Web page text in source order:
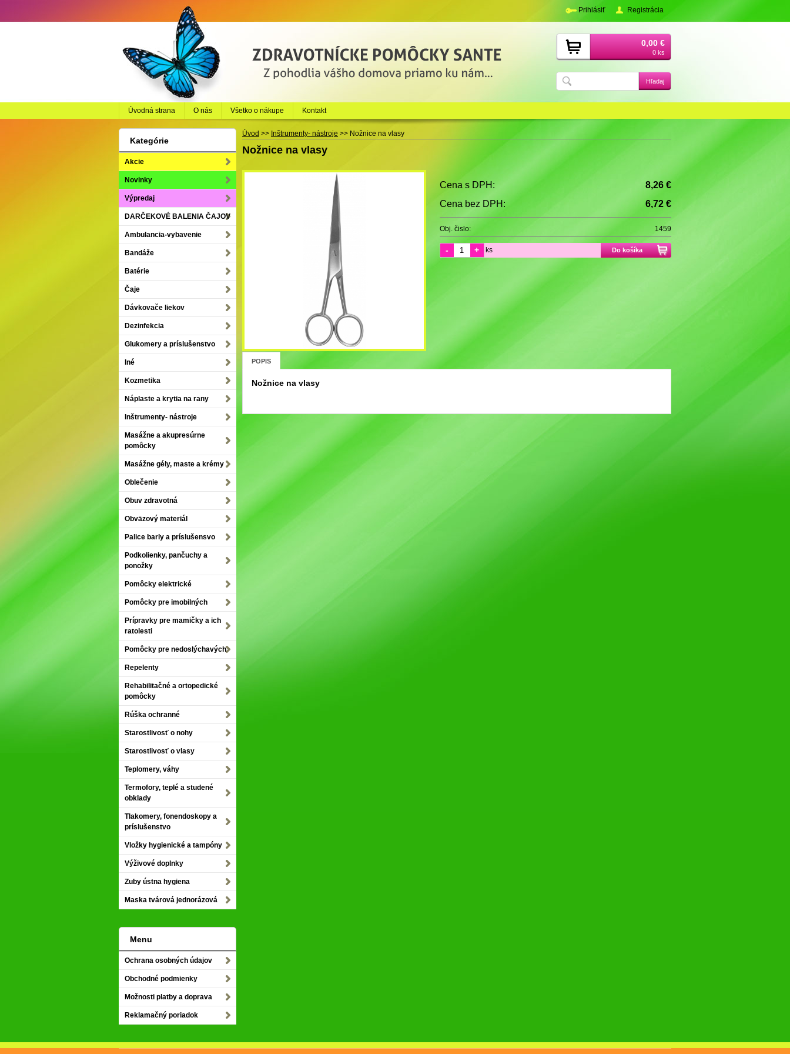
Prihlásiť Registrácia
0,00 €
0 ks
Úvod >> Inštrumenty- nástroje >> Nožnice na vlasy
Nožnice na vlasy
Cena s DPH:
8,26 €
Cena bez DPH:
6,72 €
Obj. čislo: 1459
Do košíka
- + ks
POPIS
Nožnice na vlasy
Kategórie
Akcie
Novinky
Výpredaj
DARČEKOVÉ BALENIA ČAJOV
Ambulancia-vybavenie
Bandáže
Batérie
Čaje
Dávkovače liekov
Dezinfekcia
Glukomery a príslušenstvo
Iné
Kozmetika
Náplaste a krytia na rany
Inštrumenty- nástroje
Masážne a akupresúrne
pomôcky
Masážne gély, maste a krémy
Oblečenie
Obuv zdravotná
Obväzový materiál
Palice barly a príslušensvo
Podkolienky, pančuchy a
ponožky
Pomôcky elektrické
Pomôcky pre imobilných
Prípravky pre mamičky a ich
ratolesti
Pomôcky pre nedoslýchavých
Repelenty
Rehabilitačné a ortopedické
pomôcky
Rúška ochranné
Starostlivosť o nohy
Starostlivosť o vlasy
Teplomery, váhy
Termofory, teplé a studené
obklady
Tlakomery, fonendoskopy a
príslušenstvo
Vložky hygienické a tampóny
Výživové doplnky
Zuby ústna hygiena
Maska tvárová jednorázová
Menu
Ochrana osobných údajov
Obchodné podmienky
Možnosti platby a doprava
Reklamačný poriadok
Úvodná strana O nás Všetko o nákupe Kontakt